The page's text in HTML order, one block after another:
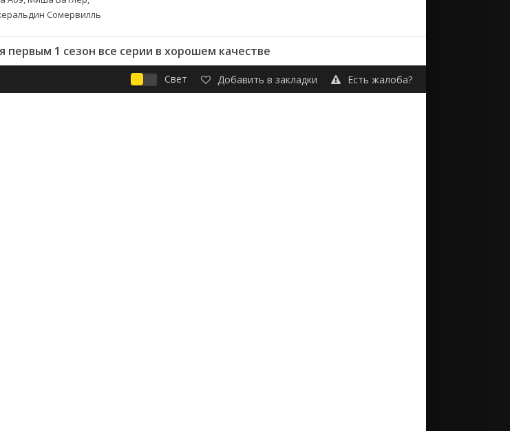
Сомервилль
1 сезон все серии в хорошем качестве
Свет Добавить в закладки Есть жалоба?